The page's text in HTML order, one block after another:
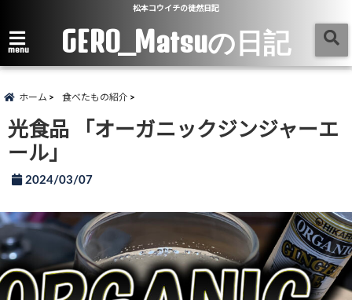
松本コウイチの徒然日記
menu GERO_Matsuの日記
ホーム 食べたもの紹介
光食品 「オーガニックジンジャーエ
ール」
2024/03/07